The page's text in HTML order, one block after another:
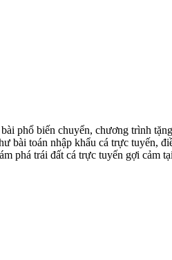
phổ biến chuyển, chương trình
bài toán nhập khẩu cá trực tuyến,
phá trái đất cá trực tuyến gợi cảm